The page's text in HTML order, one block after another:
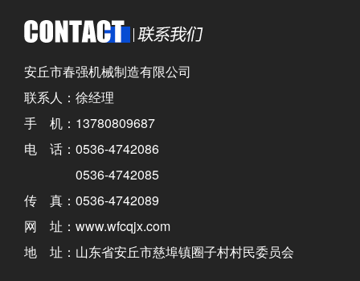
安丘市春强机械制造有限公司
联系人：徐经理
手 机：13780809687
电 话：0536-4742086
0536-4742085
传 真：0536-4742089
网 址：www.wfcqjx.com
地 址：山东省安丘市慈埠镇圈子村村民委员会